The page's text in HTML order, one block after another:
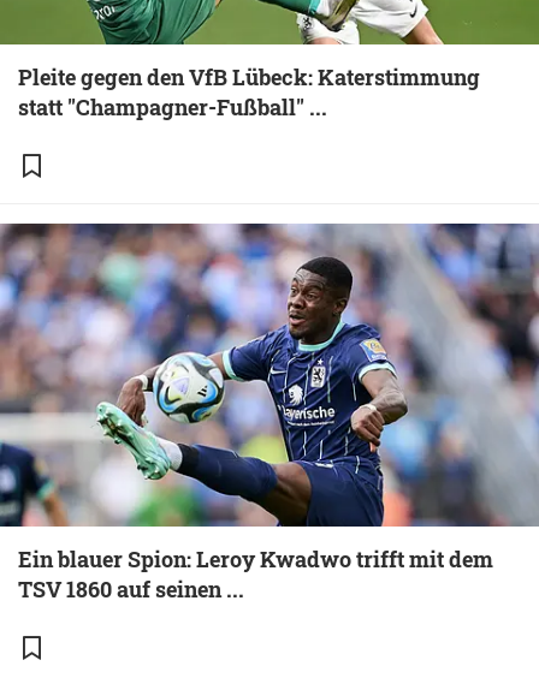
Pleite gegen den VfB Lübeck: Katerstimmung
statt "Champagner-Fußball" ...
Ein blauer Spion: Leroy Kwadwo trifft mit dem
TSV 1860 auf seinen ...